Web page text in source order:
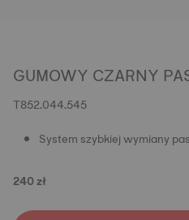
GUMOWY CZARNY
T852.044.545
System szybkiej wymiany
240 zł